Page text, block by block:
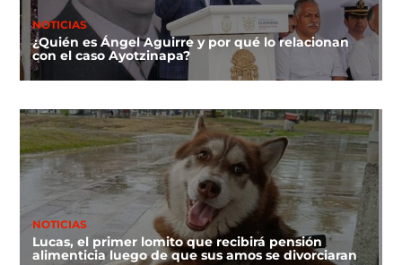
NOTICIAS
¿Quién es Ángel Aguirre y por qué lo relacionan
con el caso Ayotzinapa?
NOTICIAS
Lucas, el primer lomito que recibirá pensión
alimenticia luego de que sus amos se divorciaran